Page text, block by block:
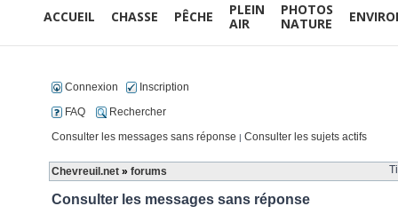
ACCUEIL CHASSE PÊCHE
PLEIN
AIR
PHOTOS
NATURE
Connexion
Inscription
FAQ
Rechercher
Consulter les messages sans réponse | Consulter les sujets actifs
Chevreuil.net » forums
Consulter les messages sans réponse